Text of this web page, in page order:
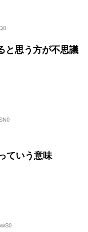
と思う方が不思議
ていう意味